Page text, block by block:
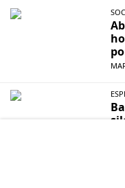
Derecho a